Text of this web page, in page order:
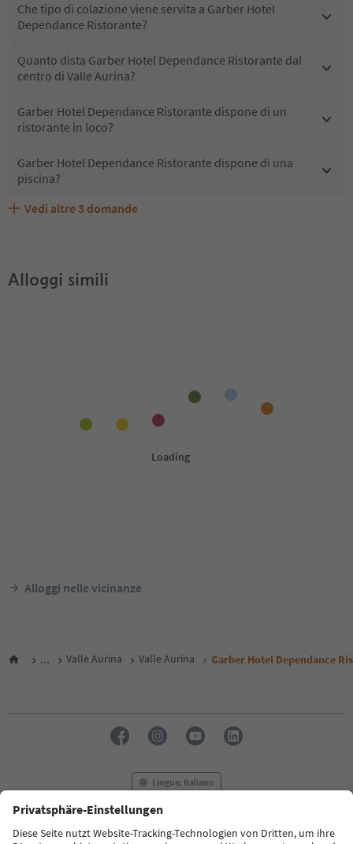
Che tipo di colazione viene servita a Garber Hotel
Dependance Ristorante?
Quanto dista Garber Hotel Dependance Ristorante dal
centro di Valle Aurina?
Garber Hotel Dependance Ristorante dispone di un
ristorante in loco?
Garber Hotel Dependance Ristorante dispone di una
piscina?
Garber Hotel Dependance Ristorante accetta animali
Quali servizi/attività sono disponibili presso Garber
Gli ospiti di Garber Hotel Dependance Ristorante
Vedi altre 3 domande
Alloggi simili
Alloggi nelle vicinanze
... Valle Aurina Valle Aurina Garber Hotel Dependance
Lingua: Italiano
FAQ Contatti Press MICE Privacy Policy